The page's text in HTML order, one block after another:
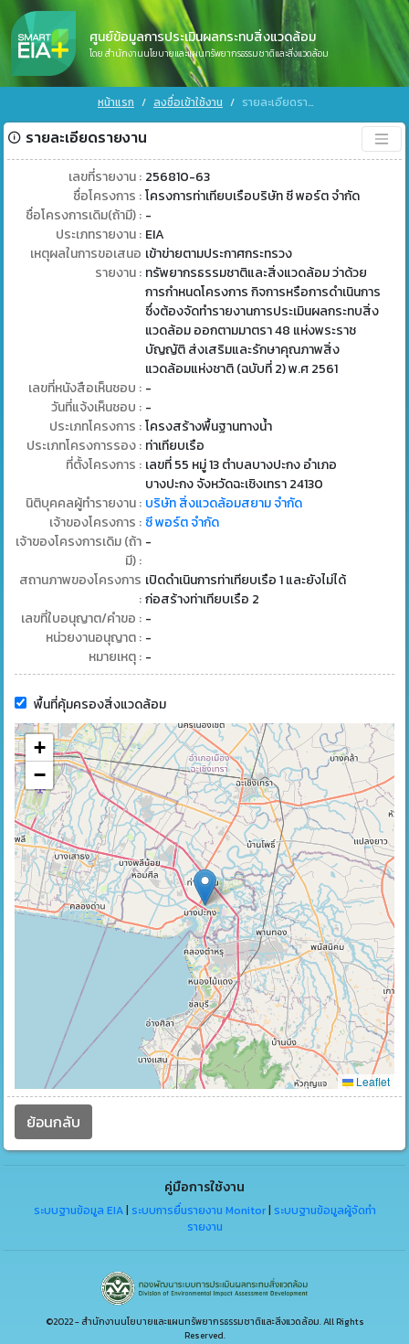
ศูนย์ข้อมูลการประเมินผลกระทบสิ่งแวดล้อม
โดย สำนักงานนโยบายและแผนทรัพยากรธรรมชาติและสิ่งแวดล้อม
หน้าแรก ลงชื่อเข้าใช้งาน รายละเอียดรายงาน
รายละเอียดรายงาน
เลขที่รายงาน : 256810-63
ชื่อโครงการ : โครงการท่าเทียบเรือบริษัท ซี พอร์ต จำกัด
ชื่อโครงการเดิม(ถ้ามี) : -
ประเภทรายงาน : EIA
เหตุผลในการขอเสนอ
รายงาน :
เข้าข่ายตามประกาศกระทรวง
ทรัพยากรธรรมชาติและสิ่งแวดล้อม ว่าด้วย
การกำหนดโครงการ กิจการหรือการดำเนินการ
ซึ่งต้องจัดทำรายงานการประเมินผลกระทบสิ่ง
แวดล้อม ออกตามมาตรา 48 แห่งพระราช
บัญญัติ ส่งเสริมและรักษาคุณภาพสิ่ง
แวดล้อมแห่งชาติ (ฉบับที่ 2) พ.ศ 2561
เลขที่หนังสือเห็นชอบ : -
วันที่แจ้งเห็นชอบ : -
ประเภทโครงการ : โครงสร้างพื้นฐานทางน้ำ
ประเภทโครงการรอง : ท่าเทียบเรือ
ที่ตั้งโครงการ : เลขที่ 55 หมู่ 13 ตำบลบางปะกง อำเภอ
บางปะกง จังหวัดฉะเชิงเทรา 24130
นิติบุคคลผู้ทำรายงาน : บริษัท สิ่งแวดล้อมสยาม จำกัด
เจ้าของโครงการ : ซี พอร์ต จำกัด
เจ้าของโครงการเดิม (ถ้า
มี) :
-
สถานภาพของโครงการ
:
เปิดดำเนินการท่าเทียบเรือ 1 และยังไม่ได้
ก่อสร้างท่าเทียบเรือ 2
เลขที่ใบอนุญาต/คำขอ : -
หน่วยงานอนุญาต : -
หมายเหตุ : -
พื้นที่คุ้มครองสิ่งแวดล้อม
+
−
Leaflet
ย้อนกลับ
คู่มือการใช้งาน
ระบบฐานข้อมูล EIA| ระบบการยื่นรายงาน Monitor| ระบบฐานข้อมูลผู้จัดทำ
รายงาน
©2022 - สำนักงานนโยบายและแผนทรัพยากรธรรมชาติและสิ่งแวดล้อม. All Rights
Reserved.